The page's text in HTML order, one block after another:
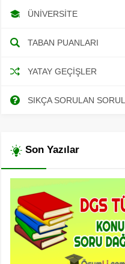
ÜNIVERSITE
TABAN PUANLARI
YATAY GEÇIŞLER
SIKÇA SORULAN
Son Yazılar